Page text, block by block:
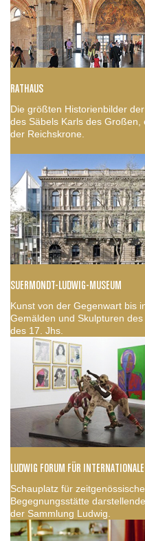
RATHAUS
Die größten Historienbilder
des Säbels Karls des Großen,
der Reichskrone.
SUERMONDT-LUDWIG-MUSEUM
Kunst von der Gegenwart bis
Gemälden und Skulpturen
des 17. Jhs.
LUDWIG FORUM FÜR
Schauplatz für
Begegnungsstätte
der Sammlung Ludwig.